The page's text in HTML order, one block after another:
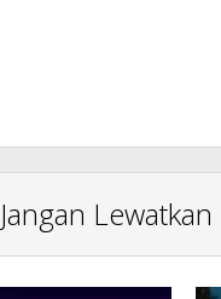
Jangan Lewatkan